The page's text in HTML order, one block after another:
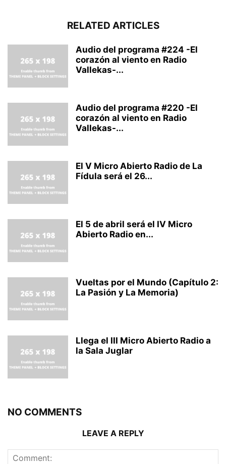
RELATED ARTICLES
Audio del programa #224 -El
corazón al viento en Radio
Vallekas-...
Audio del programa #220 -El
corazón al viento en Radio
Vallekas-...
El V Micro Abierto Radio de La
Fídula será el 26...
El 5 de abril será el IV Micro
Abierto Radio en...
Vueltas por el Mundo (Capítulo 2:
La Pasión y La Memoria)
Llega el III Micro Abierto Radio a
la Sala Juglar
NO COMMENTS
LEAVE A REPLY